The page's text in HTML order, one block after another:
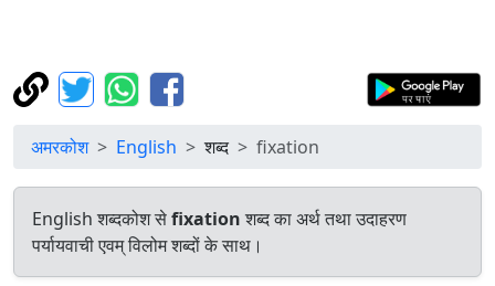
अमरकोश English शब्द fixation
English शब्दकोश सेfixationशब्द का अर्थ तथा उदाहरण
पर्यायवाची एवम् विलोम शब्दों के साथ।